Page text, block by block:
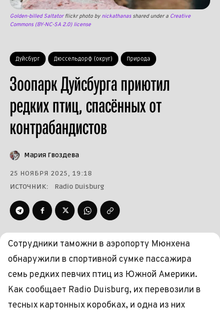
Дуйсбург Дюссельдорф (округ) Природа
Зоопарк Дуйсбурга приютил
редких птиц, спасённых от
контрабандистов
Golden-billed Saltatorflickr photo by nickathanasshared under a Creative
Commons (BY-NC-SA 2.0) license
Мария Гвоздева
25 НОЯБРЯ 2025, 19:18
ИСТОЧНИК:
Radio Duisburg
Сотрудники таможни в аэропорту Мюнхена
обнаружили в спортивной сумке пассажира
семь редких певчих птиц из Южной Америки.
Как сообщает Radio Duisburg, их перевозили в
тесных картонных коробках, и одна из них